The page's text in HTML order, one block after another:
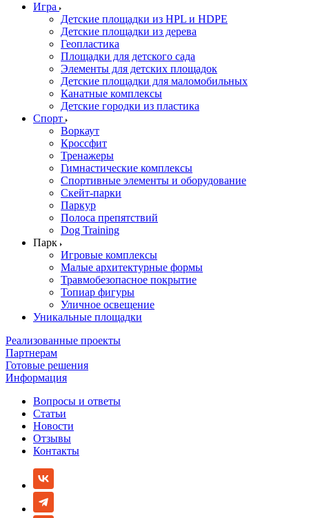
Игра
Детские площадки из HPL и HDPE
Детские площадки из дерева
Геопластика
Площадки для детского сада
Элементы для детских площадок
Детские площадки для маломобильных
Канатные комплексы
Детские городки из пластика
Спорт
Воркаут
Кроссфит
Тренажеры
Гимнастические комплексы
Спортивные элементы и оборудование
Скейт-парки
Паркур
Полоса препятствий
Dog Training
Парк
Игровые комплексы
Малые архитектурные формы
Травмобезопасное покрытие
Топиар фигуры
Уличное освещение
Уникальные площадки
Реализованные проекты
Партнерам
Готовые решения
Информация
Вопросы и ответы
Статьи
Новости
Отзывы
Контакты